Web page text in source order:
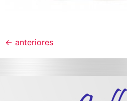
← anteriores